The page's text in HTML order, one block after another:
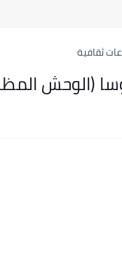
ثقافية
(الوحش